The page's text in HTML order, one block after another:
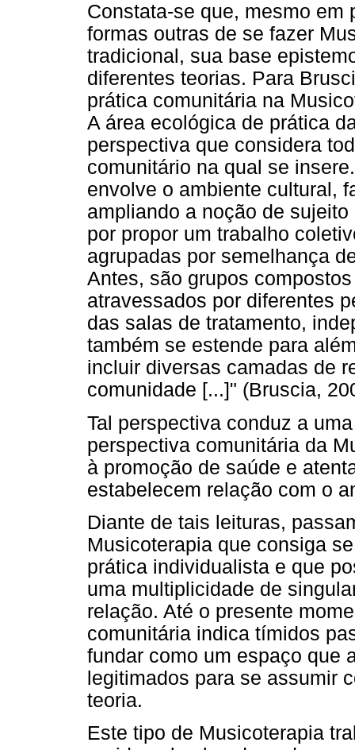
Constata-se que, mesmo em
formas outras de se fazer
tradicional, sua base
diferentes teorias. Para
prática comunitária na
A área ecológica de prática
perspectiva que considera
comunitário na qual se
envolve o ambiente cultural,
ampliando a noção de
por propor um trabalho
agrupadas por semelhança
Antes, são grupos
atravessados por diferentes
das salas de tratamento,
também se estende para
incluir diversas camadas de
comunidade [...]" (Bruscia,
Tal perspectiva conduz a
perspectiva comunitária da
à promoção de saúde e
estabelecem relação com o
Diante de tais leituras,
Musicoterapia que consiga
prática individualista e que
uma multiplicidade de
relação. Até o presente
comunitária indica tímidos
fundar como um espaço que
legitimados para se assumir
teoria.
Este tipo de Musicoterapia